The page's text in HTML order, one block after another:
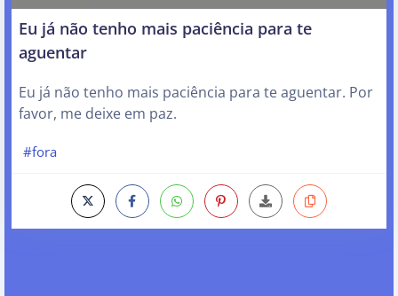
Eu já não tenho mais paciência para te
aguentar
Eu já não tenho mais paciência para te aguentar. Por
favor, me deixe em paz.
#fora